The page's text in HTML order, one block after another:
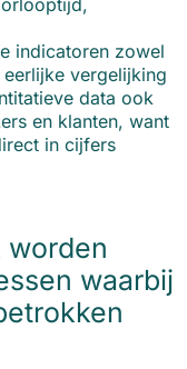
indicatoren zowel
vergelijking
data ook
en klanten, want
in cijfers
waarbij